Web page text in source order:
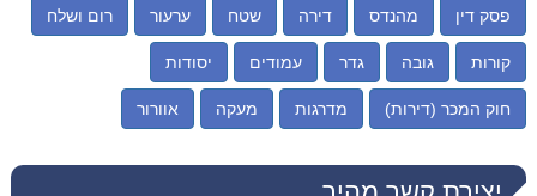
פסק דין מהנדס דירה שטח ערעור רום ושלח
קורות גובה גדר עמודים יסודות
חוק המכר (דירות) מדרגות מעקה אוורור